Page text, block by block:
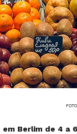
Berlim de 4 a